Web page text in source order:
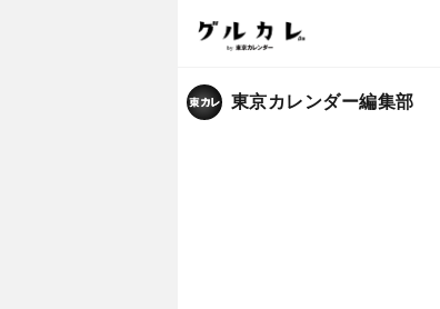
東京カレンダー編集部